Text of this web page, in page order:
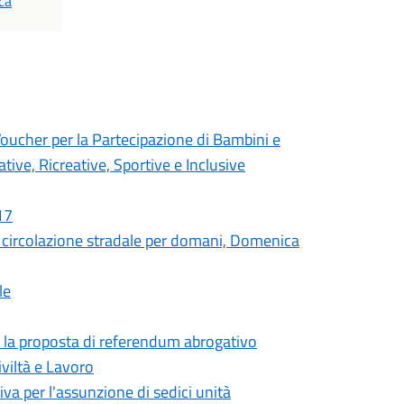
per la Partecipazione di Bambini e
Ricreative, Sportive e Inclusive
stradale per domani, Domenica
proposta di referendum abrogativo
e Lavoro
per l'assunzione di sedici unità